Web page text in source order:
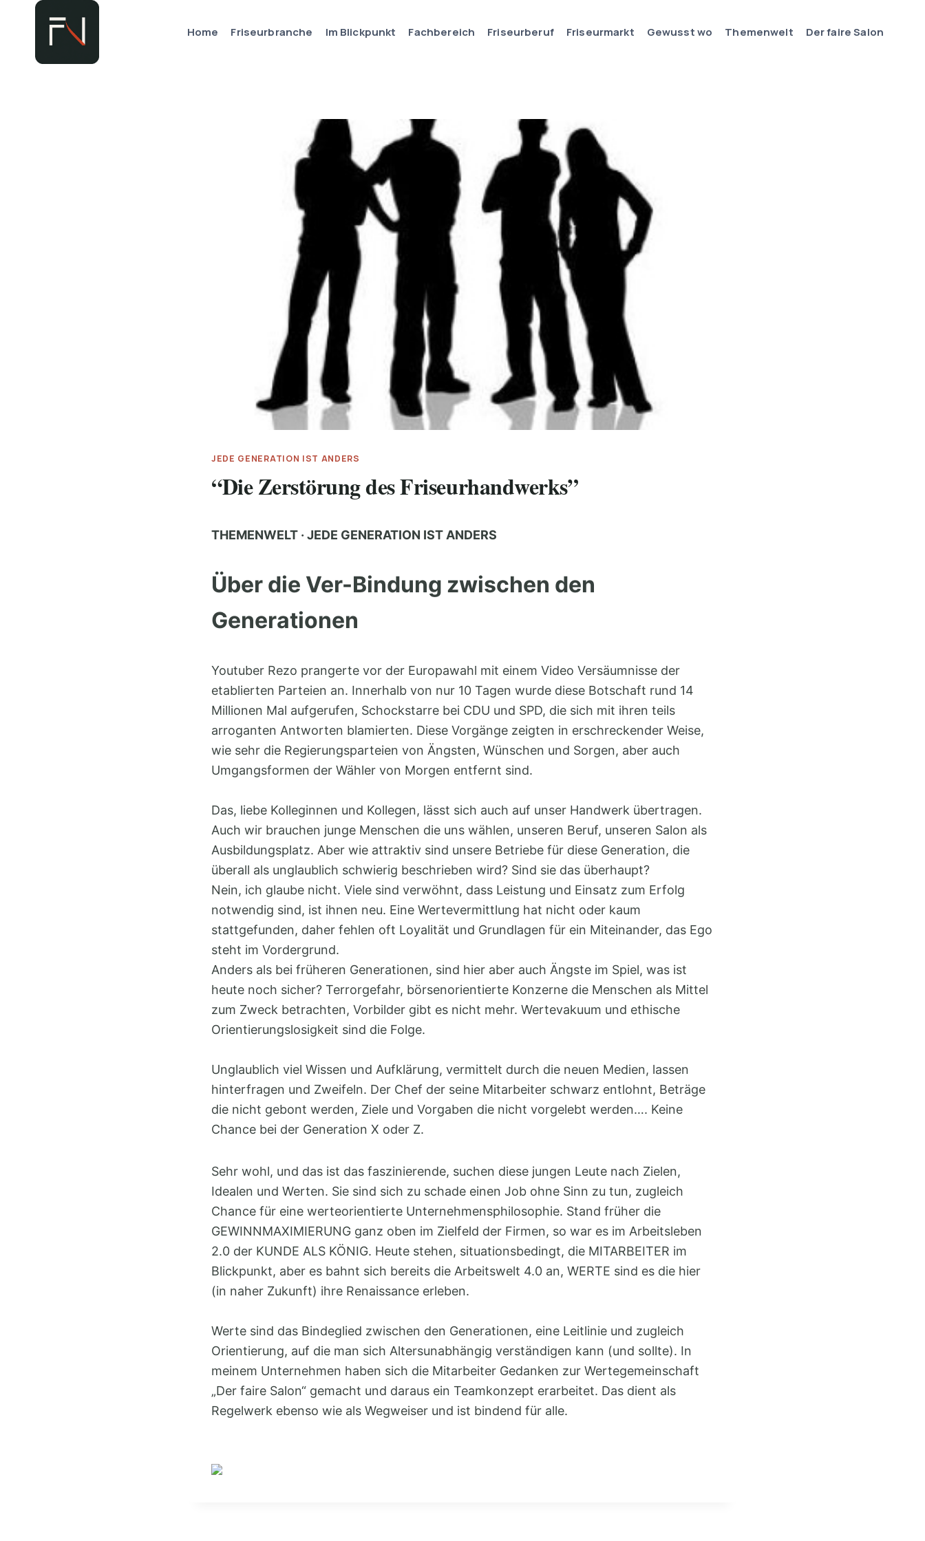
springen
Home Friseurbranche Im Blickpunkt Fachbereich Friseurberuf Friseurmarkt Gewusst wo Themenwelt Der faire Salon
JEDE GENERATION IST ANDERS
“Die Zerstörung des Friseurhandwerks”
THEMENWELT · JEDE GENERATION IST ANDERS
Über die Ver-Bindung zwischen den
Generationen
Youtuber Rezo prangerte vor der Europawahl mit einem Video Versäumnisse der
etablierten Parteien an. Innerhalb von nur 10 Tagen wurde diese Botschaft rund 14
Millionen Mal aufgerufen, Schockstarre bei CDU und SPD, die sich mit ihren teils
arroganten Antworten blamierten. Diese Vorgänge zeigten in erschreckender Weise,
wie sehr die Regierungsparteien von Ängsten, Wünschen und Sorgen, aber auch
Umgangsformen der Wähler von Morgen entfernt sind.
Das, liebe Kolleginnen und Kollegen, lässt sich auch auf unser Handwerk übertragen.
Auch wir brauchen junge Menschen die uns wählen, unseren Beruf, unseren Salon als
Ausbildungsplatz. Aber wie attraktiv sind unsere Betriebe für diese Generation, die
überall als unglaublich schwierig beschrieben wird? Sind sie das überhaupt?
Nein, ich glaube nicht. Viele sind verwöhnt, dass Leistung und Einsatz zum Erfolg
notwendig sind, ist ihnen neu. Eine Wertevermittlung hat nicht oder kaum
stattgefunden, daher fehlen oft Loyalität und Grundlagen für ein Miteinander, das Ego
steht im Vordergrund.
Anders als bei früheren Generationen, sind hier aber auch Ängste im Spiel, was ist
heute noch sicher? Terrorgefahr, börsenorientierte Konzerne die Menschen als Mittel
zum Zweck betrachten, Vorbilder gibt es nicht mehr. Wertevakuum und ethische
Orientierungslosigkeit sind die Folge.
Unglaublich viel Wissen und Aufklärung, vermittelt durch die neuen Medien, lassen
hinterfragen und Zweifeln. Der Chef der seine Mitarbeiter schwarz entlohnt, Beträge
die nicht gebont werden, Ziele und Vorgaben die nicht vorgelebt werden…. Keine
Chance bei der Generation X oder Z.
Sehr wohl, und das ist das faszinierende, suchen diese jungen Leute nach Zielen,
Idealen und Werten. Sie sind sich zu schade einen Job ohne Sinn zu tun, zugleich
Chance für eine werteorientierte Unternehmensphilosophie. Stand früher die
GEWINNMAXIMIERUNG ganz oben im Zielfeld der Firmen, so war es im Arbeitsleben
2.0 der KUNDE ALS KÖNIG. Heute stehen, situationsbedingt, die MITARBEITER im
Blickpunkt, aber es bahnt sich bereits die Arbeitswelt 4.0 an, WERTE sind es die hier
(in naher Zukunft) ihre Renaissance erleben.
Werte sind das Bindeglied zwischen den Generationen, eine Leitlinie und zugleich
Orientierung, auf die man sich Altersunabhängig verständigen kann (und sollte). In
meinem Unternehmen haben sich die Mitarbeiter Gedanken zur Wertegemeinschaft
„Der faire Salon“ gemacht und daraus ein Teamkonzept erarbeitet. Das dient als
Regelwerk ebenso wie als Wegweiser und ist bindend für alle.